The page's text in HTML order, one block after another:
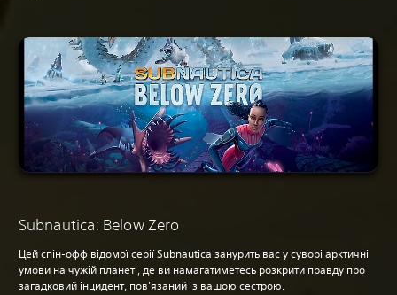
Subnautica: Below Zero
Цей спін-офф відомої серії Subnautica занурить вас у суворі арктичні
умови на чужій планеті, де ви намагатиметесь розкрити правду про
загадковий інцидент, пов'язаний із вашою сестрою.